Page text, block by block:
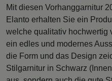
Mit diesen Vorhanggarnitur
Elanto erhalten Sie ein
welche qualitativ hochwertig
ein edles und modernes
die Form und das Design
Stilgarnitur in Schwarz